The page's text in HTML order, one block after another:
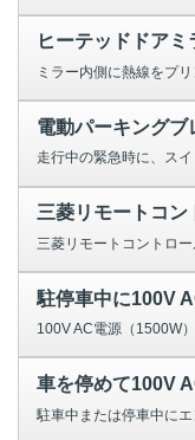
ヒーテッドドア
電動パーキングブ
三菱リモートコン
駐停車中に100V
車を停めて100V